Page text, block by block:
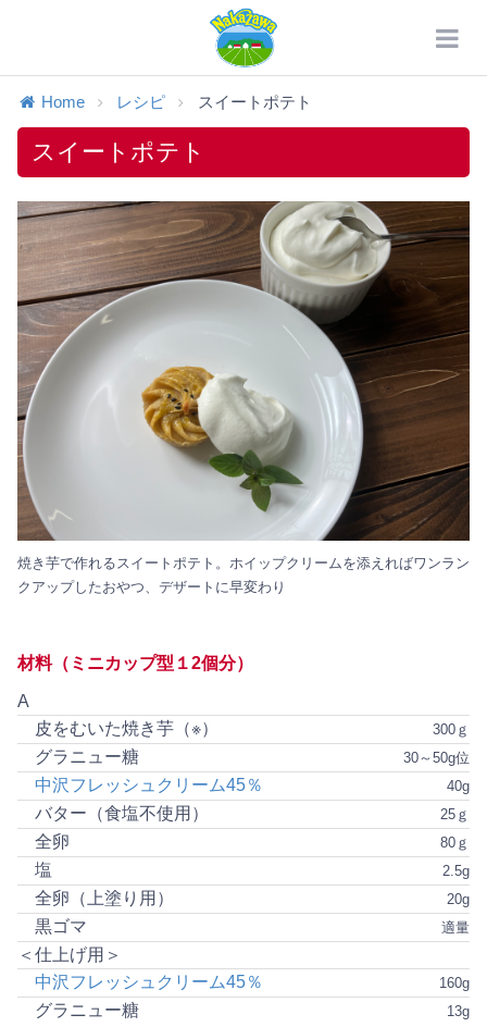
Home レシピ スイートポテト
スイートポテト
焼き芋で作れるスイートポテト。ホイップクリームを添えればワンラン
クアップしたおやつ、デザートに早変わり
材料（ミニカップ型１2個分）
A
300ｇ
皮をむいた焼き芋（※）
30～50g位
グラニュー糖
40g
中沢フレッシュクリーム45％
25ｇ
バター（食塩不使用）
80ｇ
全卵
2.5g
塩
20g
全卵（上塗り用）
適量
黒ゴマ
＜仕上げ用＞
160g
中沢フレッシュクリーム45％
13g
グラニュー糖